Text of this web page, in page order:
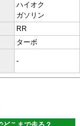
ハイオク
ガソリン
RR
ターボ
-